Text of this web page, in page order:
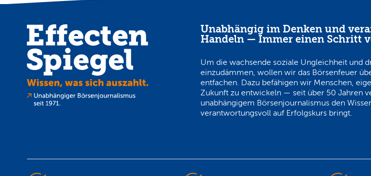
Unabhängig im Denken und
Handeln — Immer einen Schritt
Um die wachsende soziale Ungleichheit und
einzudämmen, wollen wir das Börsenfeuer
entfachen. Dazu befähigen wir Menschen,
Zukunft zu entwickeln — seit über 50 Jahren
unabhängigem Börsenjournalismus den
verantwortungsvoll auf Erfolgskurs bringt.